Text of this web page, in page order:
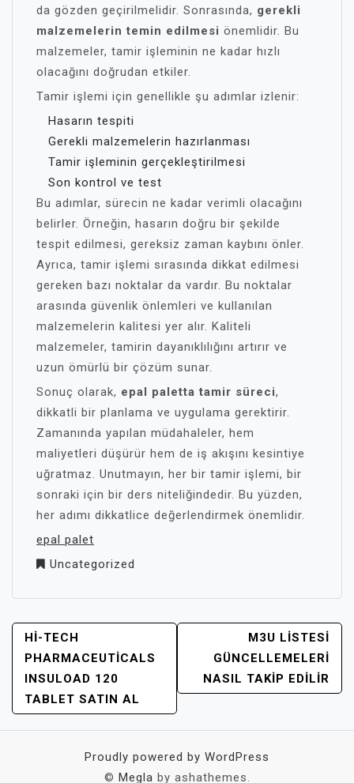
da gözden geçirilmelidir. Sonrasında, gerekli
malzemelerin temin edilmesi önemlidir. Bu
malzemeler, tamir işleminin ne kadar hızlı
olacağını doğrudan etkiler.
Tamir işlemi için genellikle şu adımlar izlenir:
Hasarın tespiti
Gerekli malzemelerin hazırlanması
Tamir işleminin gerçekleştirilmesi
Son kontrol ve test
Bu adımlar, sürecin ne kadar verimli olacağını
belirler. Örneğin, hasarın doğru bir şekilde
tespit edilmesi, gereksiz zaman kaybını önler.
Ayrıca, tamir işlemi sırasında dikkat edilmesi
gereken bazı noktalar da vardır. Bu noktalar
arasında güvenlik önlemleri ve kullanılan
malzemelerin kalitesi yer alır. Kaliteli
malzemeler, tamirin dayanıklılığını artırır ve
uzun ömürlü bir çözüm sunar.
Sonuç olarak, epal paletta tamir süreci,
dikkatli bir planlama ve uygulama gerektirir.
Zamanında yapılan müdahaleler, hem
maliyetleri düşürür hem de iş akışını kesintiye
uğratmaz. Unutmayın, her bir tamir işlemi, bir
sonraki için bir ders niteliğindedir. Bu yüzden,
her adımı dikkatlice değerlendirmek önemlidir.
epal palet
Uncategorized
YAZI
GEZINMESI
HI-TECH
PHARMACEUTICALS
INSULOAD 120
TABLET SATIN AL
M3U LISTESI
GÜNCELLEMELERI
NASIL TAKIP EDILIR
Proudly powered by WordPress
© Megla by ashathemes.